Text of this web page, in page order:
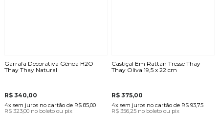
Garrafa Decorativa Gênoa H2O
Thay Thay Natural
R$ 340,00
4x sem juros no cartãode R$ 85,00
R$ 323,00 no boleto ou pix
Castiçal Em Rattan Tresse Thay
Thay Oliva 19,5 x 22 cm
R$ 375,00
4x sem juros no cartão de R$ 93,75
R$ 356,25 no boleto ou pix